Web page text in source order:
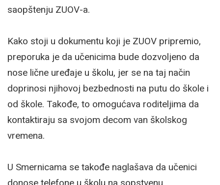
saopštenju ZUOV-a.
Kako stoji u dokumentu koji je ZUOV pripremio,
preporuka je da učenicima bude dozvoljeno da
nose lične uređaje u školu, jer se na taj način
doprinosi njihovoj bezbednosti na putu do škole i
od škole. Takođe, to omogućava roditeljima da
kontaktiraju sa svojom decom van školskog
vremena.
U Smernicama se takođe naglašava da učenici
donose telefone u školu na sopstvenu